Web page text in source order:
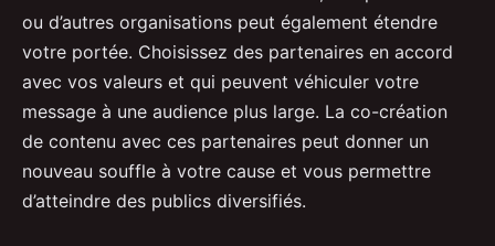
ou d’autres organisations peut également étendre
votre portée. Choisissez des partenaires en accord
avec vos valeurs et qui peuvent véhiculer votre
message à une audience plus large. La co-création
de contenu avec ces partenaires peut donner un
nouveau souffle à votre cause et vous permettre
d’atteindre des publics diversifiés.